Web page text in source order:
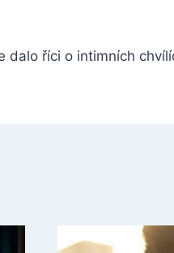
dalo říci o intimních